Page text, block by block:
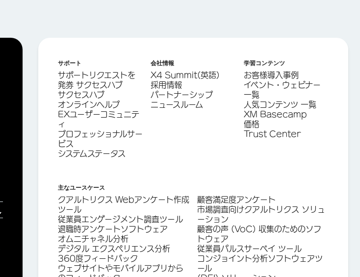
サポート
サポートリクエストを
発券 サクセスハブ
サクセスハブ
オンラインヘルプ
EXユーザーコミュニテ
ィ
プロフェッショナルサー
ビス
システムステータス
会社情報
X4 Summit(英語)
採用情報
パートナーシップ
ニュースルーム
学習コンテンツ
お客様導入事例
イベント・ウェビナー
一覧
人気コンテンツ 一覧
XM Basecamp
価格
Trust Center
主なユースケース
クアルトリクス Webアンケート作成
ツール
従業員エンゲージメント調査ツール
退職時アンケートソフトウェア
オムニチャネル分析
デジタル エクスペリエンス分析
360度フィードバック
ウェブサイトやモバイルアプリから
顧客満足度アンケート
市場調査向けクアルトリクス ソリュ
ーション
顧客の声 (VoC) 収集のためのソフ
トウェア
従業員パルスサーベイ ツール
コンジョイント分析ソフトウェアツ
ール